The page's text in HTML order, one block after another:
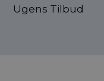
Ugens Tilbud